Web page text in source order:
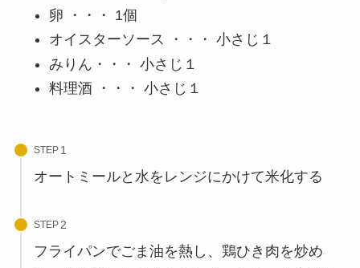
卵 ・・・ 1個
オイスターソース ・・・ 小さじ１
みりん・・・ 小さじ１
料理酒 ・・・ 小さじ１
STEP
オートミールと水をレンジにかけて米化する
STEP
フライパンでごま油を熱し、鶏ひき肉を炒め